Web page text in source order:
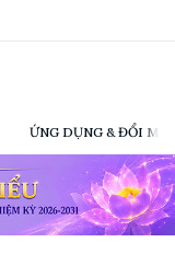
ỨNG DỤNG & ĐỔI